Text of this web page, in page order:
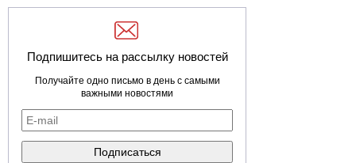
Подпишитесь на рассылку новостей
Получайте одно письмо в день с самыми
важными новостями